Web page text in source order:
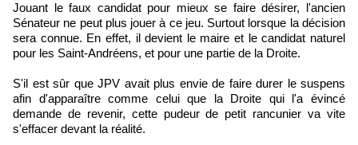
Jouant le faux candidat pour mieux se faire désirer, l'ancien
Sénateur ne peut plus jouer à ce jeu. Surtout lorsque la décision
sera connue. En effet, il devient le maire et le candidat naturel
pour les Saint-Andréens, et pour une partie de la Droite.
S'il est sûr que JPV avait plus envie de faire durer le suspens
afin d'apparaître comme celui que la Droite qui l'a évincé
demande de revenir, cette pudeur de petit rancunier va vite
s'effacer devant la réalité.